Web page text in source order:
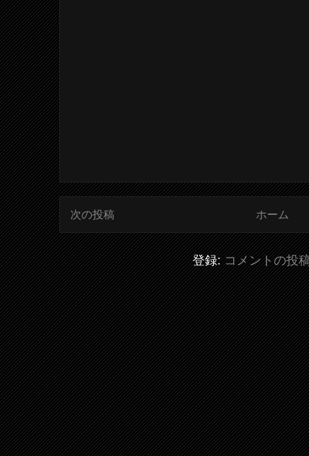
次の投稿 ホーム
登録:コメントの投